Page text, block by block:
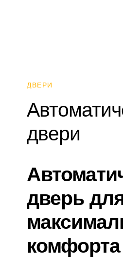
ДВЕРИ
двери
дверь
комфорта